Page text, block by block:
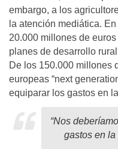
embargo, a los
la atención mediática.
20.000 millones de
planes de desarrollo
De los 150.000 millones
europeas “next
equiparar los gastos en
“Nos
gastos en